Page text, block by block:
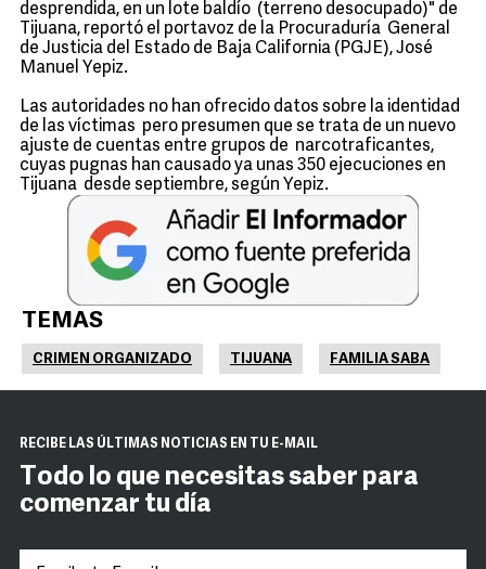
desprendida, en un lote baldío (terreno desocupado)" de
Tijuana, reportó el portavoz de la Procuraduría General
de Justicia del Estado de Baja California (PGJE), José
Manuel Yepiz.
Las autoridades no han ofrecido datos sobre la identidad
de las víctimas pero presumen que se trata de un nuevo
ajuste de cuentas entre grupos de narcotraficantes,
cuyas pugnas han causado ya unas 350 ejecuciones en
Tijuana desde septiembre, según Yepiz.
TEMAS
CRIMEN ORGANIZADO TIJUANA FAMILIA SABA
RECIBE LAS ÚLTIMAS NOTICIAS EN TU E-MAIL
Todo lo que necesitas saber para
comenzar tu día